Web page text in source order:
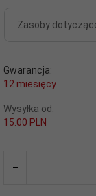
Zasoby
Gwarancja:
12 miesięcy
Wysyłka od:
15.00 PLN